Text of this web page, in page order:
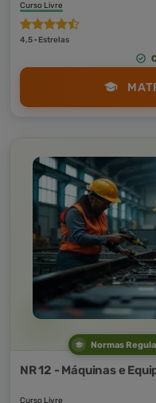
Curso Livre
4,5 · Estrelas
Normas
NR 12 - Máquinas e
Curso Livre